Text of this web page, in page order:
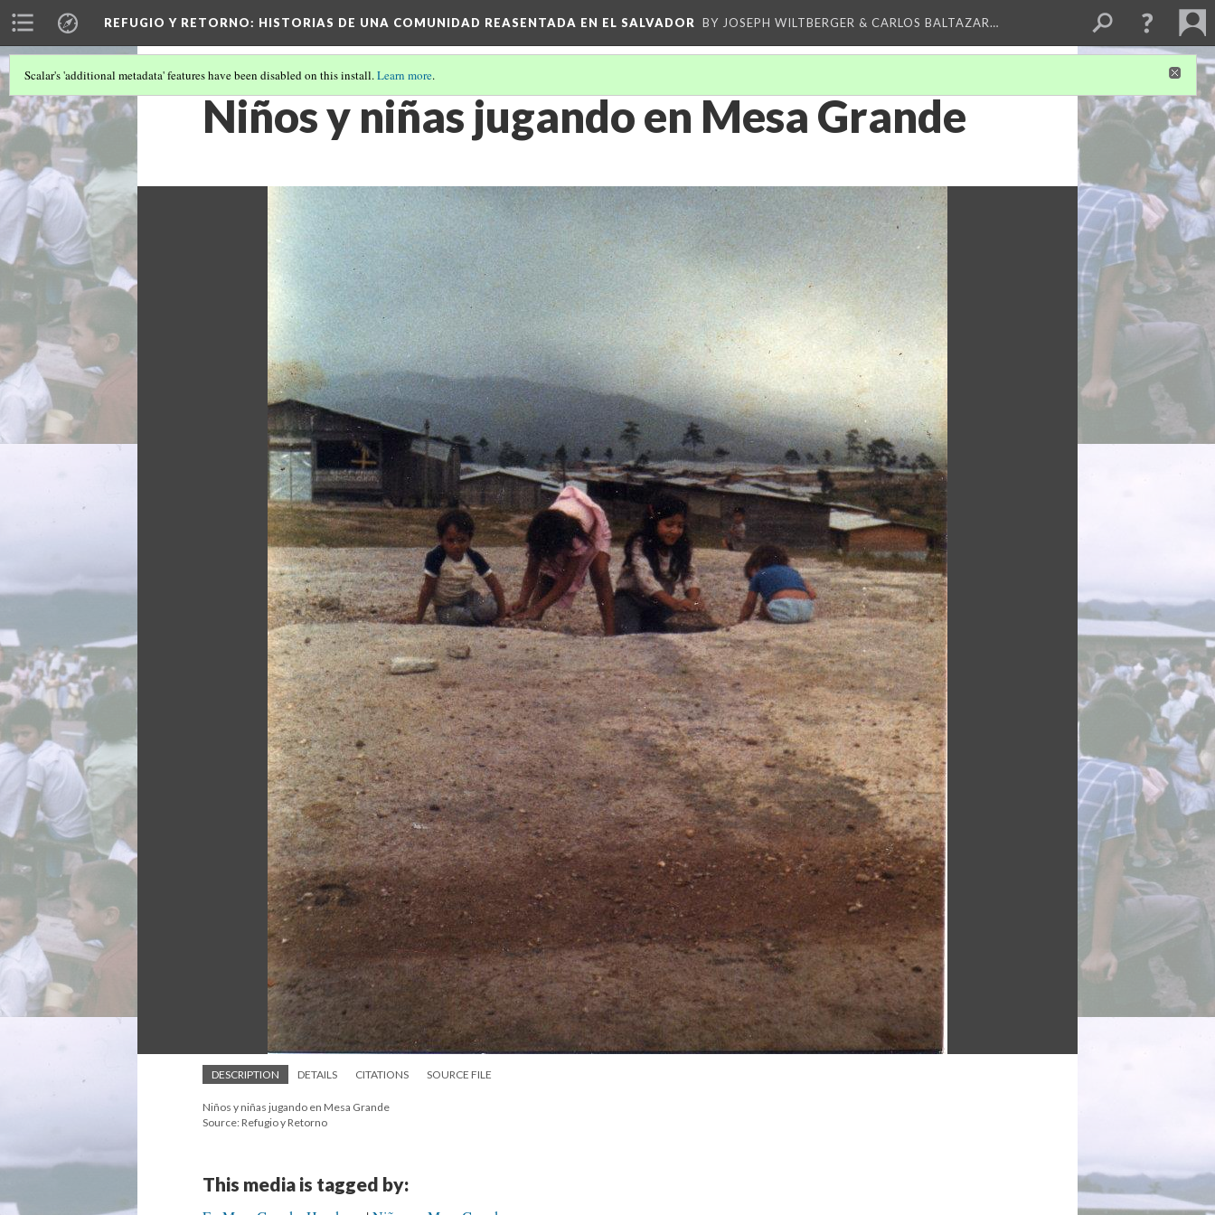
REFUGIO Y RETORNO: HISTORIAS DE UNA COMUNIDAD REASENTADA EN EL SALVADOR BY JOSEPH WILTBERGER & CARLOS BALTAZAR…
Scalar's 'additional metadata' features have been disabled on this install.Learn more.
Niños y niñas jugando en Mesa Grande
DESCRIPTION DETAILS CITATIONS SOURCE FILE
Niños y niñas jugando en Mesa Grande
Source: Refugio y Retorno
This media is tagged by: